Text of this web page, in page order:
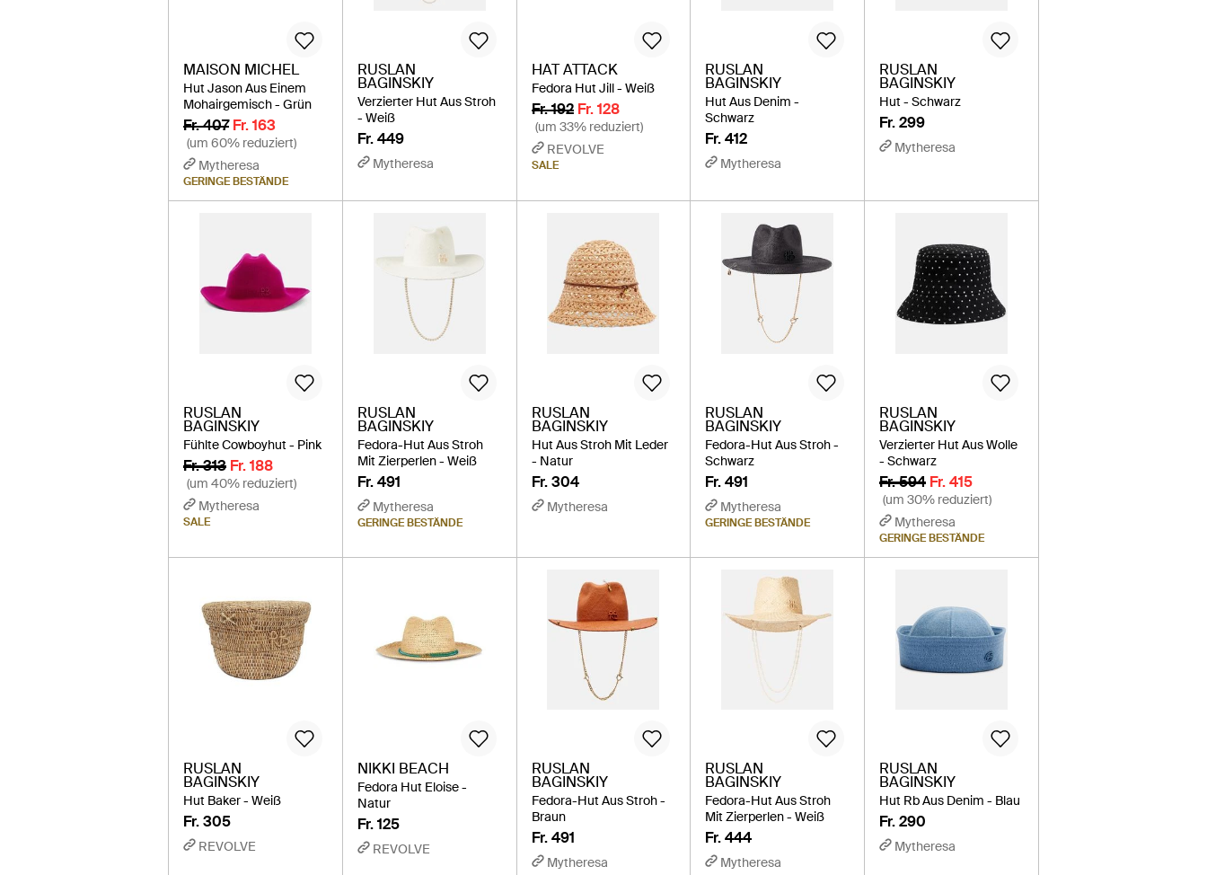
MAISON MICHEL
Hut Jason Aus Einem
Mohairgemisch - Grün
Fr. 407 Fr. 163
(um 60% reduziert)
Mytheresa
GERINGE BESTÄNDE
RUSLAN
BAGINSKIY
Verzierter Hut Aus Stroh
- Weiß
Fr. 449
Mytheresa
HAT ATTACK
Fedora Hut Jill - Weiß
Fr. 192 Fr. 128
(um 33% reduziert)
REVOLVE
SALE
RUSLAN
BAGINSKIY
Hut Aus Denim -
Schwarz
Fr. 412
Mytheresa
RUSLAN
BAGINSKIY
Hut - Schwarz
Fr. 299
Mytheresa
RUSLAN
BAGINSKIY
Fühlte Cowboyhut - Pink
Fr. 313 Fr. 188
(um 40% reduziert)
Mytheresa
SALE
RUSLAN
BAGINSKIY
Fedora-Hut Aus Stroh
Mit Zierperlen - Weiß
Fr. 491
Mytheresa
GERINGE BESTÄNDE
RUSLAN
BAGINSKIY
Hut Aus Stroh Mit Leder
- Natur
Fr. 304
Mytheresa
RUSLAN
BAGINSKIY
Fedora-Hut Aus Stroh -
Schwarz
Fr. 491
Mytheresa
GERINGE BESTÄNDE
RUSLAN
BAGINSKIY
Verzierter Hut Aus Wolle
- Schwarz
Fr. 594 Fr. 415
(um 30% reduziert)
Mytheresa
GERINGE BESTÄNDE
RUSLAN
BAGINSKIY
Hut Baker - Weiß
Fr. 305
REVOLVE
NIKKI BEACH
Fedora Hut Eloise -
Natur
Fr. 125
REVOLVE
RUSLAN
BAGINSKIY
Fedora-Hut Aus Stroh -
Braun
Fr. 491
Mytheresa
RUSLAN
BAGINSKIY
Fedora-Hut Aus Stroh
Mit Zierperlen - Weiß
Fr. 444
Mytheresa
RUSLAN
BAGINSKIY
Hut Rb Aus Denim - Blau
Fr. 290
Mytheresa